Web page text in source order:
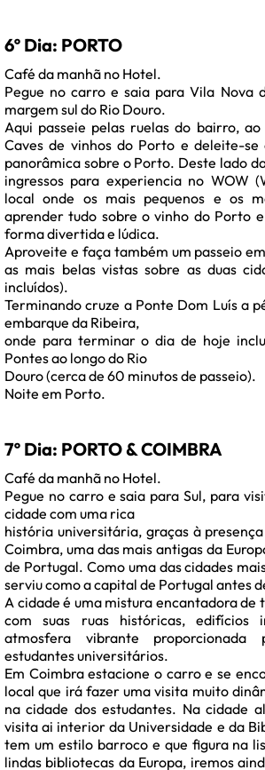
6º Dia: PORTO
Café da manhã no Hotel.
Pegue no carro e saia para Vila Nova
margem sul do Rio Douro.
Aqui passeie pelas ruelas do bairro,
Caves de vinhos do Porto e deleite-
panorâmica sobre o Porto. Deste lado
ingressos para experiencia no WOW
local onde os mais pequenos e os
aprender tudo sobre o vinho do Porto
forma divertida e lúdica.
Aproveite e faça também um passeio
as mais belas vistas sobre as duas
incluídos).
Terminando cruze a Ponte Dom Luís a
embarque da Ribeira,
onde para terminar o dia de hoje
Pontes ao longo do Rio
Douro (cerca de 60 minutos de passeio).
Noite em Porto.
7º Dia: PORTO & COIMBRA
Café da manhã no Hotel.
Pegue no carro e saia para Sul, para
cidade com uma rica
história universitária, graças à
Coimbra, uma das mais antigas da
de Portugal. Como uma das cidades
serviu como a capital de Portugal antes
A cidade é uma mistura encantadora de
com suas ruas históricas, edifícios
atmosfera vibrante proporcionada
estudantes universitários.
Em Coimbra estacione o carro e se
local que irá fazer uma visita muito
na cidade dos estudantes. Na cidade
visita ai interior da Universidade e da
tem um estilo barroco e que figura na
lindas bibliotecas da Europa, iremos